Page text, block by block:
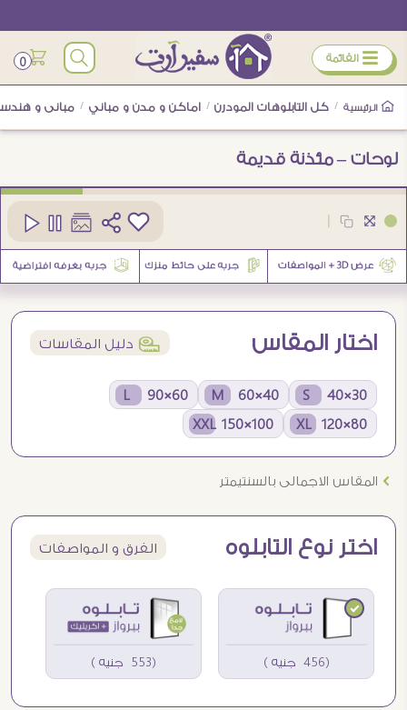
ÿ القائمة 0
الرئيسية / كل التابلوهات المودرن / اماكن و مدن و مباني / مبانى و
لوحات – مئذنة قديمة
اختار المقاس í دليل المقاسات
30×40 S
40×60 M
60×90 L
80×120 XL
100×150 XXL
Ö المقاس الاجمالى بالسنتيمتر
اختر نوع التابلوه الفرق و المواصفات
(456 جنيه ) (553 جنيه )